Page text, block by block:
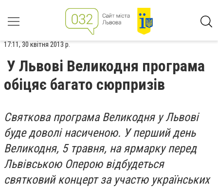
17:11, 30 квітня 2013 р.
У Львові Великодня програма
обіцяє багато сюрпризів
Святкова програма Великодня у Львові
буде доволі насиченою. У перший день
Великодня, 5 травня, на ярмарку перед
Львівською Оперою відбудеться
святковий концерт за участюукраїнських